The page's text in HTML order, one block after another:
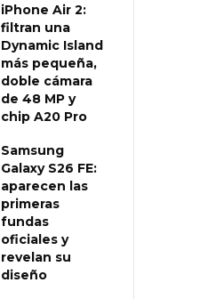
iPhone Air 2:
filtran una
Dynamic Island
más pequeña,
doble cámara
de 48 MP y
chip A20 Pro
Samsung
Galaxy S26 FE:
aparecen las
primeras
fundas
oficiales y
revelan su
diseño